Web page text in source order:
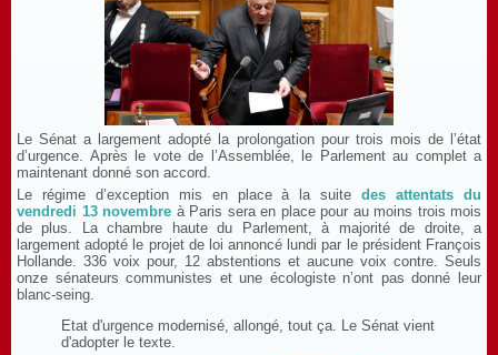
Le Sénat a largement adopté la prolongation pour trois mois de l’état
d’urgence. Après le vote de l’Assemblée, le Parlement au complet a
maintenant donné son accord.
Le régime d’exception mis en place à la suite
des attentats du
vendredi 13 novembre à Paris sera en place pour au moins trois mois
de plus. La chambre haute du Parlement, à majorité de droite, a
largement adopté le projet de loi annoncé lundi par le président François
Hollande. 336 voix pour, 12 abstentions et aucune voix contre. Seuls
onze sénateurs communistes et une écologiste n’ont pas donné leur
blanc-seing.
Etat d'urgence modernisé, allongé, tout ça. Le Sénat vient
d'adopter le texte.